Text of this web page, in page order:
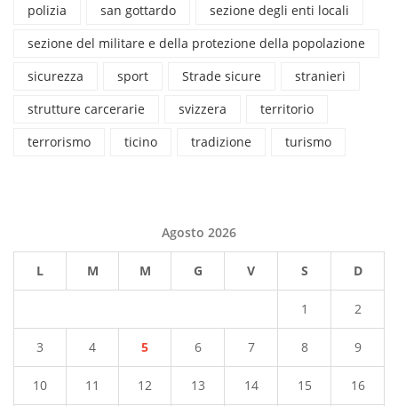
polizia
san gottardo
sezione degli enti locali
sezione del militare e della protezione della popolazione
sicurezza
sport Strade sicure
stranieri
strutture carcerarie
svizzera
territorio
terrorismo
ticino tradizione turismo
Agosto 2026
L M M G V S D
1 2
3 4 5 6 7 8 9
10 11 12 13 14 15 16